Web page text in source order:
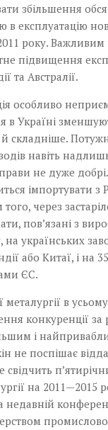
збільшення
в експлуатацію
року.
підвищення
та Австралії.
особливо
в Україні
складніше.
навіть
не дуже
імпортувати з
через
пов’язані з
на українських
або Китаї, і на
ЄС.
в
конкуренції за
і
не поспішає
свідчить
на 2011—2015
недавній